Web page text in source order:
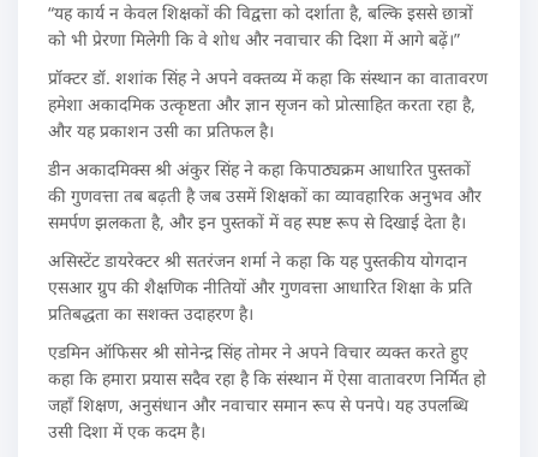
“यह कार्य न केवल शिक्षकों की विद्वत्ता को दर्शाता है, बल्कि इससे छात्रों
को भी प्रेरणा मिलेगी कि वे शोध और नवाचार की दिशा में आगे बढ़ें।”
प्रॉक्टर डॉ. शशांक सिंह ने अपने वक्तव्य में कहा कि संस्थान का वातावरण
हमेशा अकादमिक उत्कृष्टता और ज्ञान सृजन को प्रोत्साहित करता रहा है,
और यह प्रकाशन उसी का प्रतिफल है।
डीन अकादमिक्स श्री अंकुर सिंह ने कहा किपाठ्यक्रम आधारित पुस्तकों
की गुणवत्ता तब बढ़ती है जब उसमें शिक्षकों का व्यावहारिक अनुभव और
समर्पण झलकता है, और इन पुस्तकों में वह स्पष्ट रूप से दिखाई देता है।
असिस्टेंट डायरेक्टर श्री सतरंजन शर्मा ने कहा कि यह पुस्तकीय योगदान
एसआर ग्रुप की शैक्षणिक नीतियों और गुणवत्ता आधारित शिक्षा के प्रति
प्रतिबद्धता का सशक्त उदाहरण है।
एडमिन ऑफिसर श्री सोनेन्द्र सिंह तोमर ने अपने विचार व्यक्त करते हुए
कहा कि हमारा प्रयास सदैव रहा है कि संस्थान में ऐसा वातावरण निर्मित हो
जहाँ शिक्षण, अनुसंधान और नवाचार समान रूप से पनपे। यह उपलब्धि
उसी दिशा में एक कदम है।